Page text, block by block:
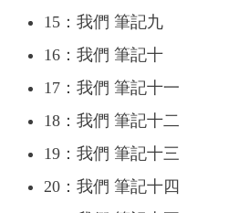
15：我們 筆記九
16：我們 筆記十
17：我們 筆記十一
18：我們 筆記十二
19：我們 筆記十三
20：我們 筆記十四